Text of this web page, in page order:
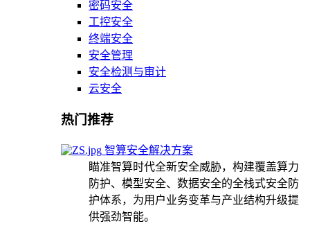
密码安全
工控安全
终端安全
安全管理
安全检测与审计
云安全
热门推荐
智算安全解决方案
瞄准智算时代全新安全威胁，构建覆盖算力
防护、模型安全、数据安全的全栈式安全防
护体系，为用户业务变革与产业结构升级提
供强劲智能。